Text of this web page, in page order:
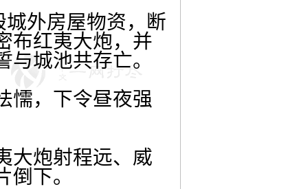
城外房屋物资，断
布红夷大炮，并
城池共存亡。
懦，下令昼夜强
大炮射程远、威
下。